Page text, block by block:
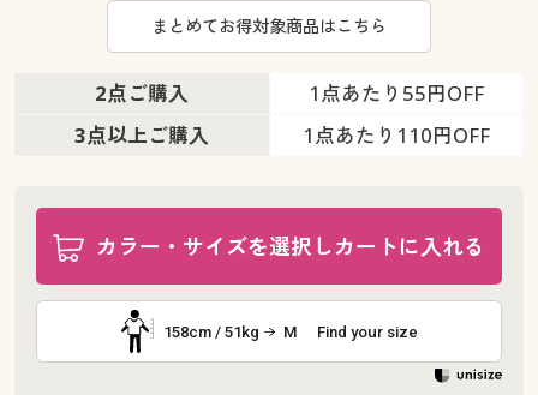
まとめてお得対象商品はこちら
2点ご購入 1点あたり 55円OFF
3点以上ご購入
1点あたり 110円OFF
カラー・サイズを選択しカートに入れる
158cm / 51kg M Find your size